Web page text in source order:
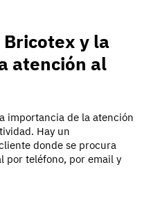
y la
atención al
importancia de la atención
Hay un
donde se procura
por teléfono, por email y